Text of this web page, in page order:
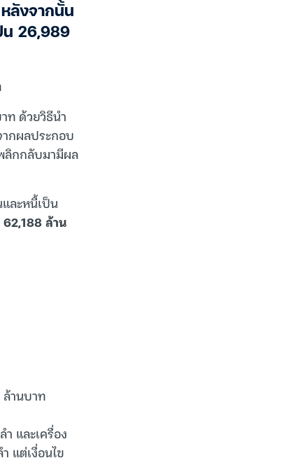
ลังจากนั้น
น 26,989
ท ด้วยวิธีนำ
กผลประกอบ
ลิกกลับมามีผล
ละหนี้เป็น
ล้าน
ล้านบาท
และเครื่อง
แต่เงื่อนไข